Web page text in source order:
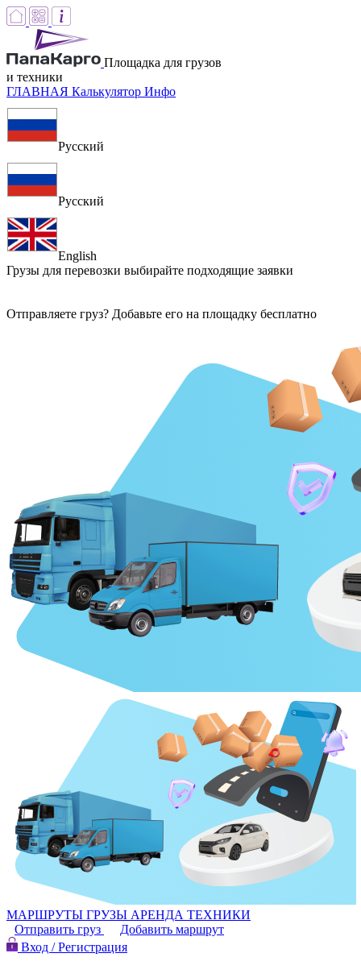
Площадка для грузов
и техники
ГЛАВНАЯ Калькулятор Инфо
Русский
Русский
English
Грузы для перевозки выбирайте подходящие заявки
Отправляете груз? Добавьте его на площадку бесплатно
МАРШРУТЫ ГРУЗЫ АРЕНДА ТЕХНИКИ
Отправить груз
Добавить маршрут
Вход / Регистрация